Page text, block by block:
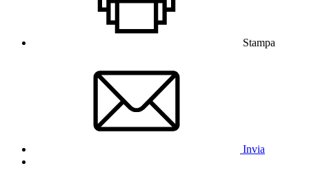
Stampa
Invia